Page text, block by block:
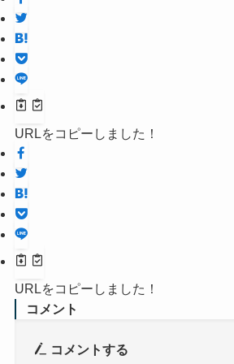
URLをコピーしました！
URLをコピーしました！
コメント
コメントする